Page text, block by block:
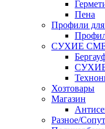
Пена
Профили
СУХИЕ
Хозтовары
Магазин
Разное/